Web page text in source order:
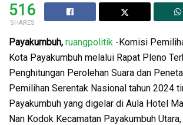
516
SHARES
Payakumbuh, ruangpolitik -Komisi
Kota Payakumbuh melalui Rapat Pleno
Penghitungan Perolehan Suara dan
Pemilihan Serentak Nasional tahun 2024
Payakumbuh yang digelar di Aula Hotel
Nan Kodok Kecamatan Payakumbuh